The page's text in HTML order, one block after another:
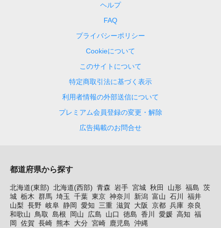
ヘルプ
FAQ
プライバシーポリシー
Cookieについて
このサイトについて
特定商取引法に基づく表示
利用者情報の外部送信について
プレミアム会員登録の変更・解除
広告掲載のお問合せ
都道府県から探す
北海道(東部) 北海道(西部) 青森 岩手 宮城 秋田 山形 福島 茨
城 栃木 群馬 埼玉 千葉 東京 神奈川 新潟 富山 石川
福井
山梨 長野 岐阜 静岡 愛知 三重 滋賀 大阪 京都 兵庫 奈良
和歌山 鳥取 島根 岡山 広島 山口 徳島 香川 愛媛 高知 福
岡
佐賀 長崎 熊本 大分 宮崎 鹿児島 沖縄